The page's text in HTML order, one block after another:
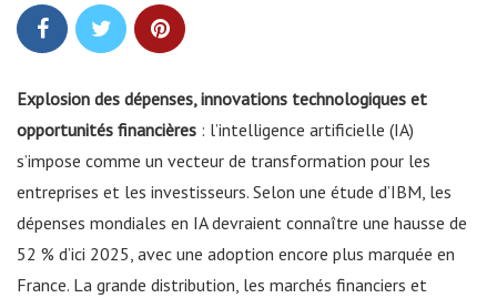
Explosion des dépenses, innovations technologiques et
opportunités financières : l’intelligence artificielle (IA)
s’impose comme un vecteur de transformation pour les
entreprises et les investisseurs. Selon une étude d’IBM, les
dépenses mondiales en IA devraient connaître une hausse de
52 % d’ici 2025, avec une adoption encore plus marquée en
France. La grande distribution, les marchés financiers et